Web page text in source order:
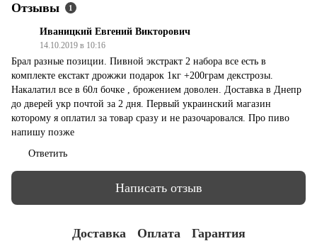
Отзывы 1
Иваницкий Евгений Викторович
14.10.2019 в 10:16
Брал разные позиции. Пивной экстракт 2 набора все есть в
комплекте екстакт дрожжи подарок 1кг +200грам декстрозы.
Накалатил все в 60л бочке , брожением доволен. Доставка в Днепр
до дверей укр почтой за 2 дня. Первый украинский магазин
которому я оплатил за товар сразу и не разочаровался. Про пиво
напишу позже
Ответить
Написать отзыв
Доставка Оплата Гарантия